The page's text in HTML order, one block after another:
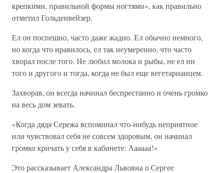
крепкими, правильной формы ногтями», как правильно
отметил Гольденвейзер.
Ел он поспешно, часто даже жадно. Ел обычно немного,
но когда что нравилось, ел так неумеренно, что часто
хворал после того. Не любил молока и рыбы, не ел ни
того и другого и тогда, когда не был еще вегетарианцем.
Захворав, он всегда начинал беспрестанно и очень громко
на весь дом зевать.
«Когда дядя Сережа вспоминал что-нибудь неприятное
или чувствовал себя не совсем здоровым, он начинал
громко кричать у себя в кабинете: Аааааа!»
Это рассказывает Александра Львовна о Сергее